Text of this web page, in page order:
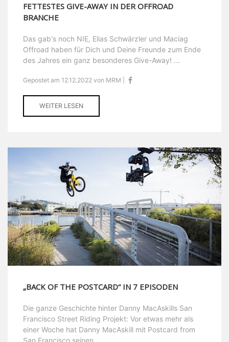
FETTESTES GIVE-AWAY IN DER OFFROAD
BRANCHE
Das gab's noch NIE, Elias Schwärzler und Maciag
Offroad haben für Dich und Deine Freunde zum Ende
des Jahres ein ganz besonderes Give-Away! ...
Gepostet am 12.12.2022 von MRM |
WEITER LESEN
„BACK OF THE POSTCARD“ IN 7 EPISODEN
Die ganze Geschichte hinter Danny MacAskills San
Francisco Street Riding Projekt: Vor etwas mehr als
einer Woche hat Danny MacAskill mit Postcard from
San Francisco seinen ...